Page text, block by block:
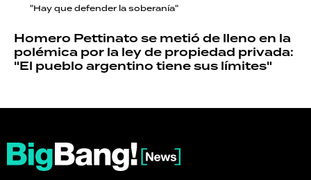
"Hay que defender la soberanía"
Homero Pettinato se metió de lleno en la
polémica por la ley de propiedad privada:
"El pueblo argentino tiene sus límites"